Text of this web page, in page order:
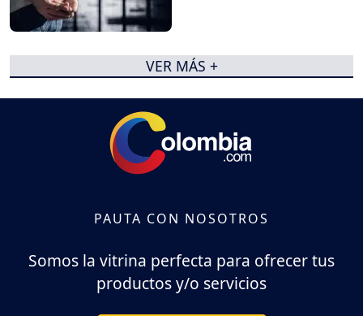
VER MÁS +
PAUTA CON NOSOTROS
Somos la vitrina perfecta para ofrecer tus
productos y/o servicios